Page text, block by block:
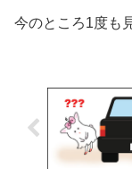
今のところ1度も